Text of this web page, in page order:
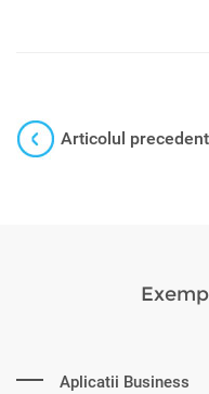
Articolul precedent
Aplicatii Business